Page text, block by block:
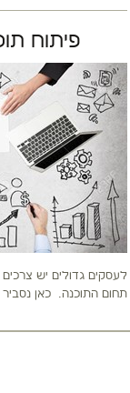
פיתוח
לעסקים גדולים יש
תחום התוכנה. כאן